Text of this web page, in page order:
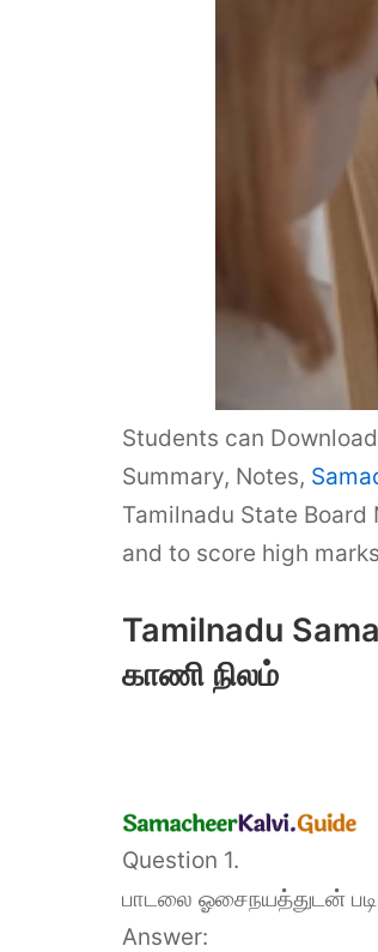
Students can
Summary, Notes,
Tamilnadu State
and to score high
Tamilnadu
காணி நிலம்
Question 1.
பாடலை ஓசைநயத்துடன்
Answer: